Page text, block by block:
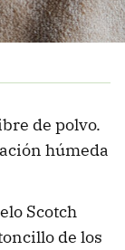
de polvo.
húmeda
Scotch
de los